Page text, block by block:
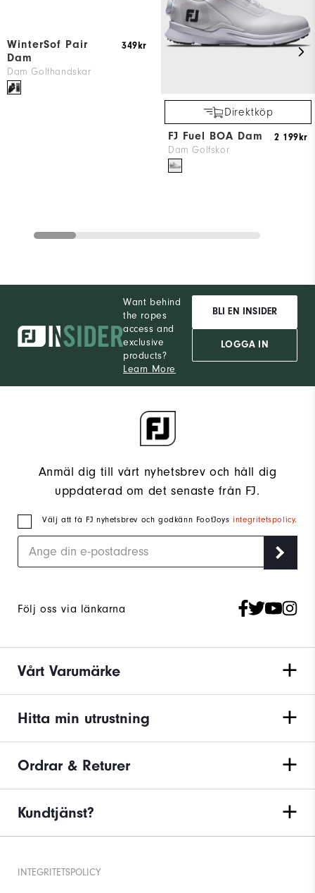
WinterSof Pair
Dam
Dam Golfhandskar
349kr
Direktköp
FJ Fuel BOA Dam
Dam Golfskor
2 199kr
Want behind
the ropes
access and
exclusive
products?
Learn More
BLI EN INSIDER
LOGGA IN
Anmäl dig till vårt nyhetsbrev och håll dig
uppdaterad om det senaste från FJ.
Välj att få FJ nyhetsbrev och godkänn FootJoysintegritetspolicy.
Följ oss via länkarna
Vårt Varumärke
Hitta min utrustning
Ordrar & Returer
Kundtjänst?
INTEGRITETSPOLICY